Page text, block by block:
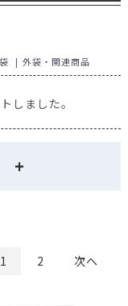
外袋・関連商品
しました。
1 2 次へ